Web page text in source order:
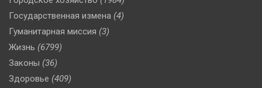
Государственная измена (4)
Гуманитарная миссия (3)
Жизнь (6799)
Законы (36)
Здоровье (409)